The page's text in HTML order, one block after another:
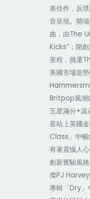
表佳作，反
音呈現。開
曲，由The
Kicks”；開
里程，挑選
美國市場造
Britpop風潮
五星滿分+滾
星站上英國
Class 」中
有著震懾人
創新實驗風
傑PJ Harvey
專輯「 Dry